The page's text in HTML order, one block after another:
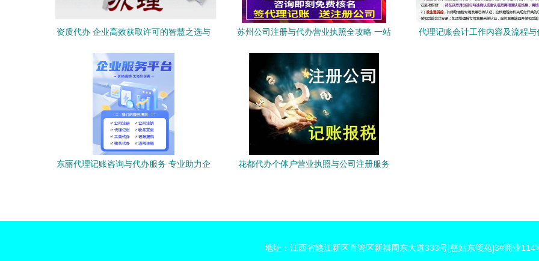
资质代办 企业高效获取许可的智慧之选与
苏州公司注册与代办营业执照全攻略 一站
代理记账会计工作内容及流程与
东丽代理记账咨询与代办服务 专业助力企
花都代办个体户营业执照与公司注册服务
地址：江西省赣江新区直管区新祺周东大道333号[慈姑东颂苑]3#商业114